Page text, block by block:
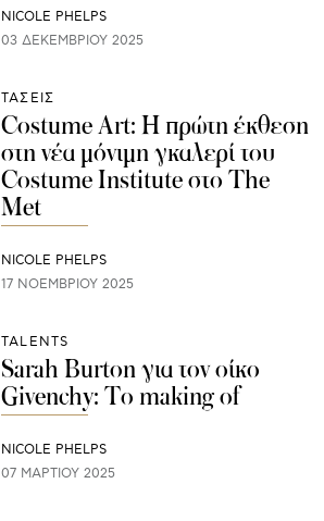
NICOLE PHELPS
03 ΔΕΚΕΜΒΡΊΟΥ 2025
ΤΑΣΕΙΣ
Costume Art: Η πρώτη έκθεση
στη νέα μόνιμη γκαλερί του
Costume Institute στο The
Met
NICOLE PHELPS
17 ΝΟΕΜΒΡΊΟΥ 2025
TALENTS
Sarah Burton για τον οίκο
Givenchy: Το making of
NICOLE PHELPS
07 ΜΑΡΤΊΟΥ 2025